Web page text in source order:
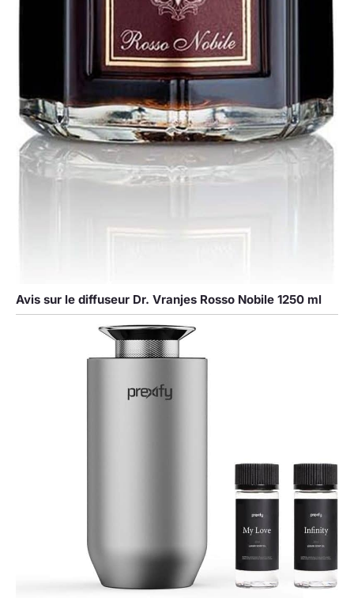
Avis sur le diffuseur Dr. Vranjes Rosso Nobile 1250 ml